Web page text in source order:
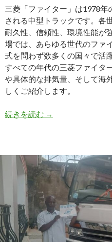
と
人
気
の
秘
密
と
は？
三菱「ファイター」は1978年
される中型トラックです。各
耐久性、信頼性、環境性能が
場では、あらゆる世代のファ
式を問わず数多くの国々で活
すべての年代の三菱ファイタ
や具体的な排気量、そして海
しくご紹介します。
続きを読む
三
イ
タ
ー：
全
世
代
の
→